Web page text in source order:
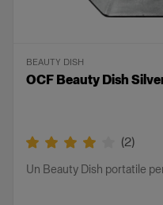
BEAUTY DISH
OCF Beauty Dish
(2)
Un Beauty Dish portatile